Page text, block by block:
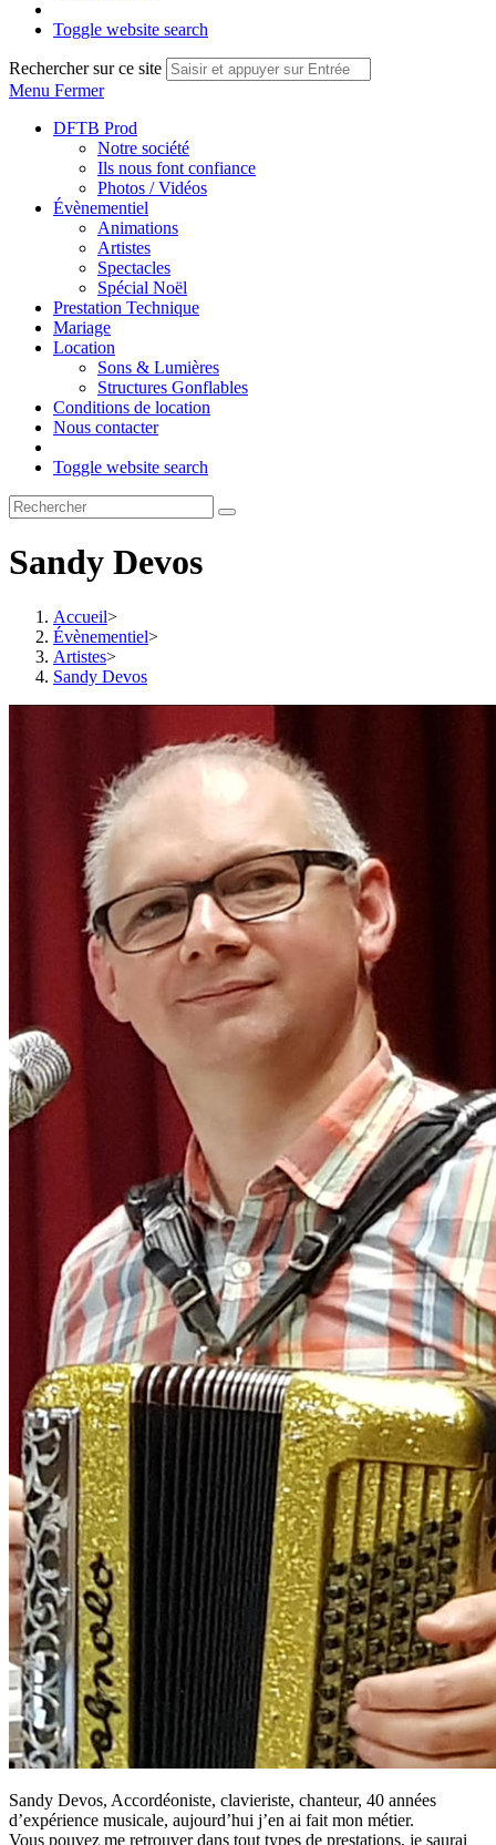
Toggle website search
Rechercher sur ce site
Menu Fermer
DFTB Prod
Notre société
Ils nous font confiance
Photos / Vidéos
Évènementiel
Animations
Artistes
Spectacles
Spécial Noël
Prestation Technique
Mariage
Location
Sons & Lumières
Structures Gonflables
Conditions de location
Nous contacter
Toggle website search
Sandy Devos
Accueil>
Évènementiel>
Artistes>
Sandy Devos
Sandy Devos, Accordéoniste, clavieriste, chanteur, 40 années
d’expérience musicale, aujourd’hui j’en ai fait mon métier.
Vous pouvez me retrouver dans tout types de prestations, je saurai